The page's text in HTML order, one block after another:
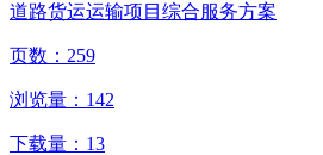
道路货运运输项目综合服务方案
页数： 259
浏览量： 142
下载量： 13